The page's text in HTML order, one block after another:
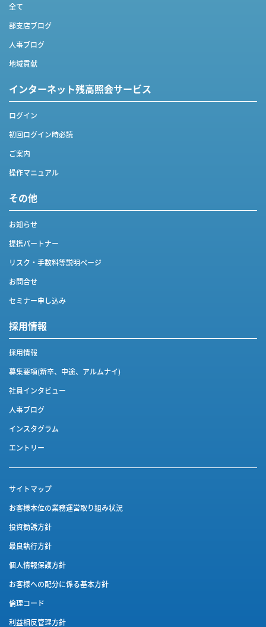
全て
部支店ブログ
人事ブログ
地域貢献
インターネット残高照会サービス
ログイン
初回ログイン時必読
ご案内
操作マニュアル
その他
お知らせ
提携パートナー
リスク・手数料等説明ページ
お問合せ
セミナー申し込み
採用情報
採用情報
募集要項(新卒、中途、アルムナイ)
社員インタビュー
人事ブログ
インスタグラム
エントリー
サイトマップ
お客様本位の業務運営取り組み状況
投資勧誘方針
最良執行方針
個人情報保護方針
お客様への配分に係る基本方針
倫理コード
利益相反管理方針